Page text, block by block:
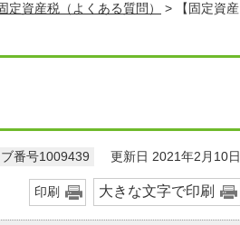
定資産税（よくある質問）
> 【固定資産
番号1009439 更新日 2021年2月10日
印刷 大きな文字で印刷